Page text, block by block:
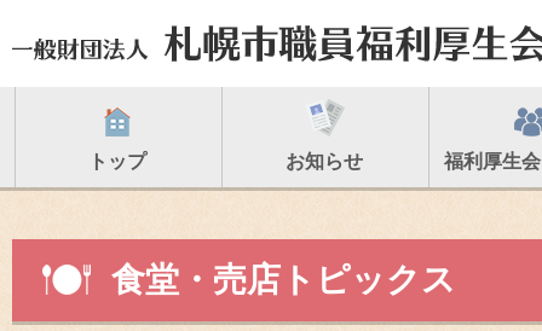
トップ お知らせ 福利厚生
食堂・売店トピックス